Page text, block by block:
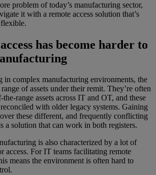
problem of today’s manufacturing sector,
it with a remote access solution that’s
has become harder to
in complex manufacturing environments, the
of assets under their remit. They’re often
range assets across IT and OT, and these
with older legacy systems. Gaining
these different, and frequently conflicting
a solution that can work in both registers.
is also characterized by a lot of
access. For IT teams facilitating remote
means the environment is often hard to